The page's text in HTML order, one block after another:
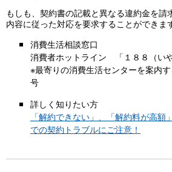
もしも、契約書の記載と異なる違約金を請
内容に従った対応を要求することができま
消費生活相談窓口
消費者ホットライン 「１８８（い
※最寄りの消費生活センターを案内
号
詳しく知りたい方
「解約できない」、「解約料が高
での契約トラブルにご注意！